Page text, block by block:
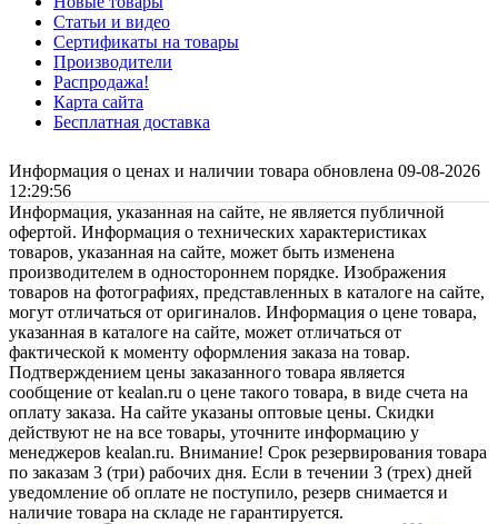
Статьи и видео
Сертификаты на товары
Производители
Распродажа!
Карта сайта
Бесплатная доставка
Информация о ценах и наличии товара обновлена 09-08-2026
12:29:56
Информация, указанная на сайте, не является публичной
офертой. Информация о технических характеристиках
товаров, указанная на сайте, может быть изменена
производителем в одностороннем порядке. Изображения
товаров на фотографиях, представленных в каталоге на сайте,
могут отличаться от оригиналов. Информация о цене товара,
указанная в каталоге на сайте, может отличаться от
фактической к моменту оформления заказа на товар.
Подтверждением цены заказанного товара является
сообщение от kealan.ru о цене такого товара, в виде счета на
оплату заказа. На сайте указаны оптовые цены. Скидки
действуют не на все товары, уточните информацию у
менеджеров kealan.ru. Внимание! Срок резервирования товара
по заказам 3 (три) рабочих дня. Если в течении 3 (трех) дней
уведомление об оплате не поступило, резерв снимается и
наличие товара на складе не гарантируется.